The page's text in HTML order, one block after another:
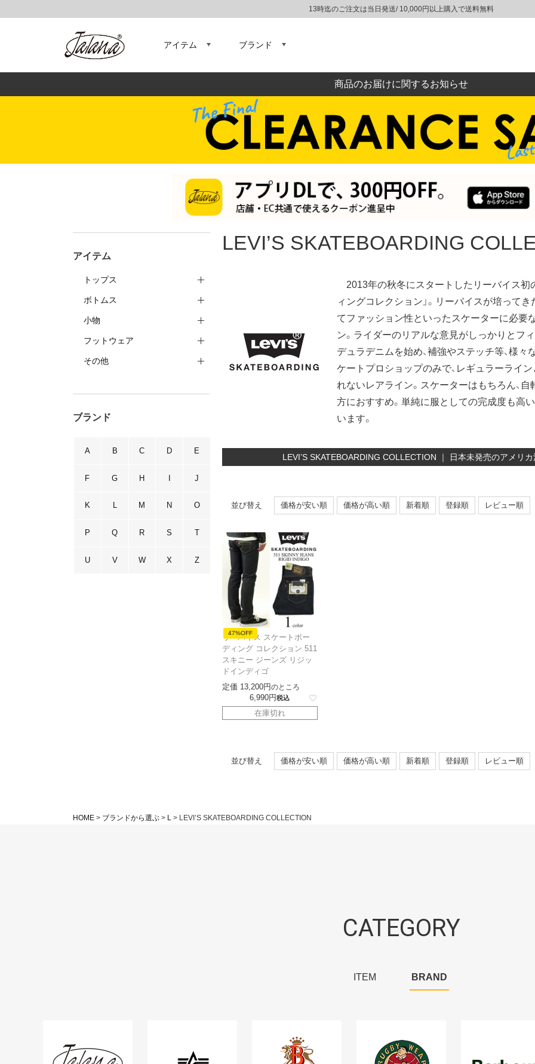
13時迄のご注文は当日発送/ 10,000円以上購入で送料無料
アイテム ブランド
商品のお届けに関するお知らせ
アイテム
トップス
ボトムス
小物
フットウェア
その他
ブランド
A B C D E
F G H I J
K L M N O
P Q R S T
U V W X Z
LEVI’S SKATEBOARDING
2013年の秋冬にスタートしたリーバイス初
ィングコレクション」。リーバイスが培ってき
てファッション性といったスケーターに必要
ン。ライダーのリアルな意見がしっかりとフ
デュラデニムを始め、補強やステッチ等、様
ケートプロショップのみで、レギュラーライ
れないレアライン。スケーターはもちろん、
方におすすめ。単純に服としての完成度も高
います。
LEVI’S SKATEBOARDING COLLECTION ｜ 日本未発売のアメリ
並び替え 価格が安い順 価格が高い順 新着順 登録順 レビュー順
47%OFF
リーバイス スケートボー
ディング コレクション 511
スキニー ジーンズ リジッ
ドインディゴ
定価 13,200 のところ
6,990 税込
在庫切れ
並び替え 価格が安い順 価格が高い順 新着順 登録順 レビュー順
HOME ブランドから選ぶ L LEVI’S SKATEBOARDING COLLECTION
CATEGORY
ITEM BRAND